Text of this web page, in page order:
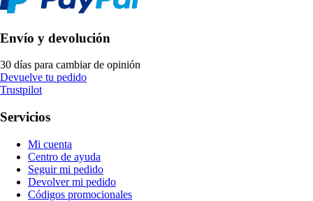
Envío y devolución
30 días para cambiar de opinión
Devuelve tu pedido
Trustpilot
Servicios
Mi cuenta
Centro de ayuda
Seguir mi pedido
Devolver mi pedido
Códigos promocionales